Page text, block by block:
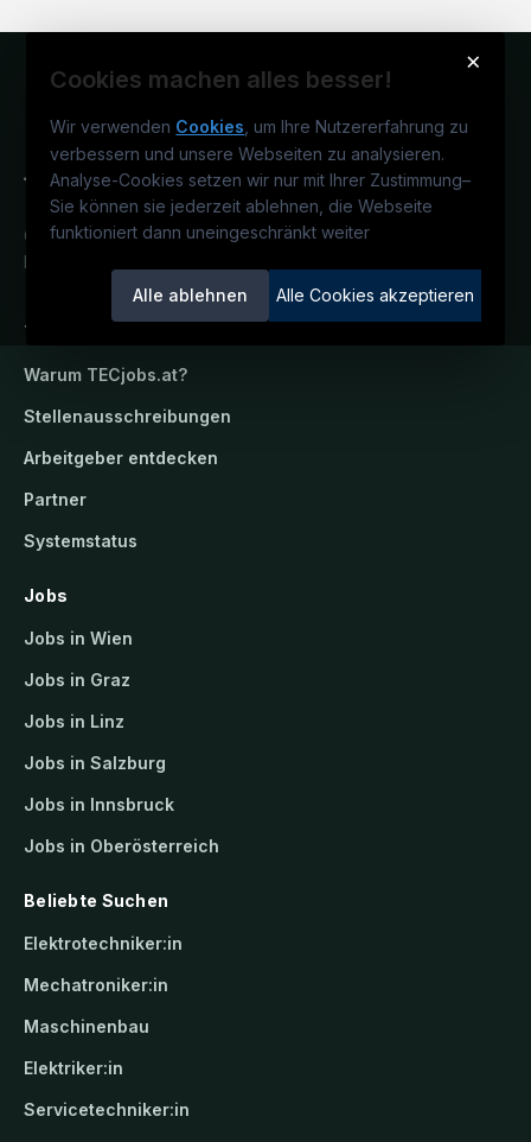
×
Cookies machen alles besser!
Wir verwenden Cookies , um Ihre Nutzererfahrung zu
verbessern und unsere Webseiten zu analysieren.
Analyse-Cookies setzen wir nur mit Ihrer Zustimmung–
Sie können sie jederzeit ablehnen, die Webseite
funktioniert dann uneingeschränkt weiter
Alle ablehnen Alle Cookies akzeptieren
Österreichs technisches Karriereportal.
Ein Service der candidatis GmbH.
TECjobs.at
Warum TECjobs.at?
Stellenausschreibungen
Arbeitgeber entdecken
Partner
Systemstatus
Jobs
Jobs in Wien
Jobs in Graz
Jobs in Linz
Jobs in Salzburg
Jobs in Innsbruck
Jobs in Oberösterreich
Beliebte Suchen
Elektrotechniker:in
Mechatroniker:in
Maschinenbau
Elektriker:in
Servicetechniker:in